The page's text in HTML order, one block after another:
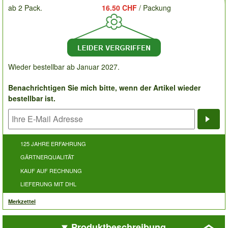
ab 2 Pack. 16.50 CHF / Packung
Wieder bestellbar ab Januar 2027.
Benachrichtigen Sie mich bitte, wenn der Artikel wieder
bestellbar ist.
125 JAHRE ERFAHRUNG
GÄRTNERQUALITÄT
KAUF AUF RECHNUNG
LIEFERUNG MIT DHL
Merkzettel